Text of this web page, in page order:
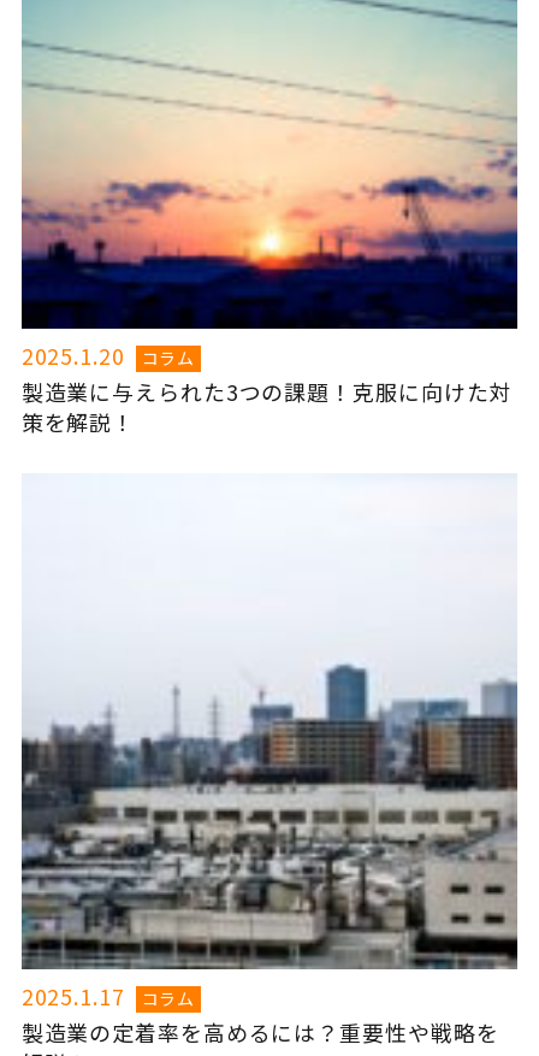
2025.1.20 コラム
製造業に与えられた3つの課題！克服に向けた対
策を解説！
2025.1.17 コラム
製造業の定着率を高めるには？重要性や戦略を